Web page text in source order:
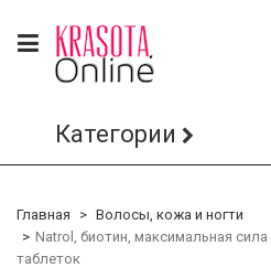
Категории
Главная
Волосы, кожа и ногти
Natrol, биотин, максимальная сила
таблеток